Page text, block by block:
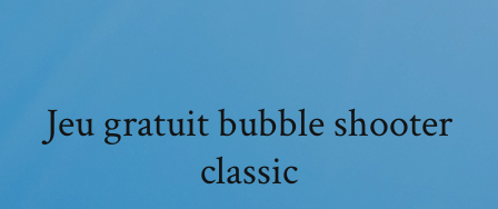
Jeu gratuit bubble shooter
classic